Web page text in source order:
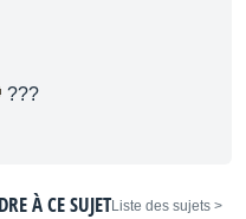
???
< Liste des sujets
À CE SUJET